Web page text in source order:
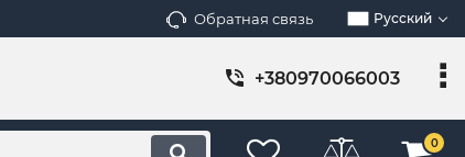
Обратная связь Русский
+380970066003
0